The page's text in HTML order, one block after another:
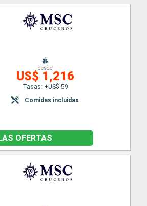
desde
US$ 1,216
Tasas: +US$ 59
Comidas incluidas
OFERTAS